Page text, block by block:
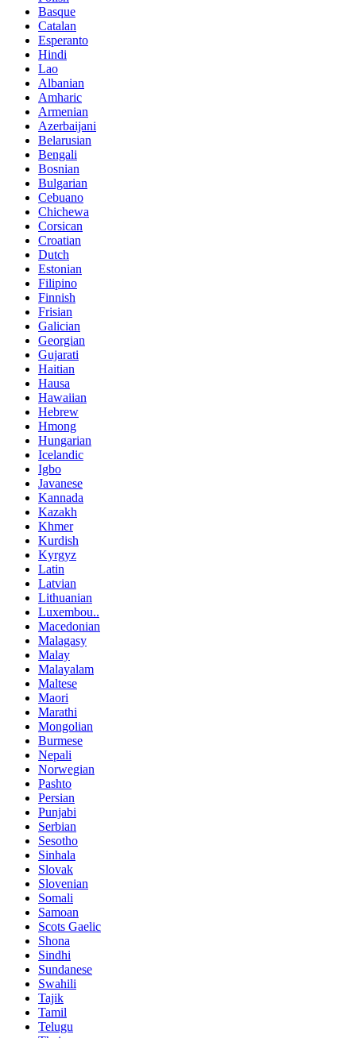
Basque
Catalan
Esperanto
Hindi
Lao
Albanian
Amharic
Armenian
Azerbaijani
Belarusian
Bengali
Bosnian
Bulgarian
Cebuano
Chichewa
Corsican
Croatian
Dutch
Estonian
Filipino
Finnish
Frisian
Galician
Georgian
Gujarati
Haitian
Hausa
Hawaiian
Hebrew
Hmong
Hungarian
Icelandic
Igbo
Javanese
Kannada
Kazakh
Khmer
Kurdish
Kyrgyz
Latin
Latvian
Lithuanian
Luxembou..
Macedonian
Malagasy
Malay
Malayalam
Maltese
Maori
Marathi
Mongolian
Burmese
Nepali
Norwegian
Pashto
Persian
Punjabi
Serbian
Sesotho
Sinhala
Slovak
Slovenian
Somali
Samoan
Scots Gaelic
Shona
Sindhi
Sundanese
Swahili
Tajik
Tamil
Telugu